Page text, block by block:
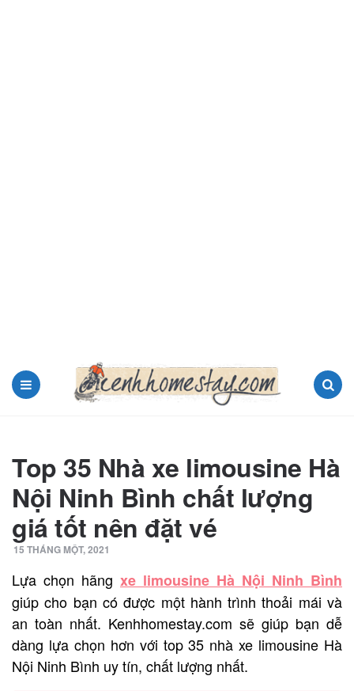
Top 35 Nhà xe limousine Hà
Nội Ninh Bình chất lượng
giá tốt nên đặt vé
15 THÁNG MỘT, 2021
Lựa chọn hãng xe limousine Hà Nội Ninh Bình
giúp cho bạn có được một hành trình thoải mái và
an toàn nhất. Kenhhomestay.com sẽ giúp bạn dễ
dàng lựa chọn hơn với top 35 nhà xe limousine Hà
Nội Ninh Bình uy tín, chất lượng nhất.